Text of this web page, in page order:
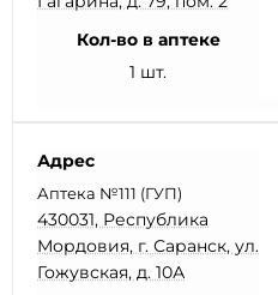
Кол-во в аптеке
1 шт.
Адрес
Аптека №111 (ГУП)
430031, Республика
Мордовия, г. Саранск, ул.
Гожувская, д. 10А